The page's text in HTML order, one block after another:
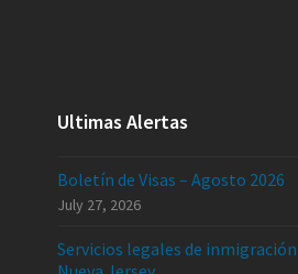
Ultimas Alertas
Boletín de Visas – Agosto 2026
July 27, 2026
Servicios legales de